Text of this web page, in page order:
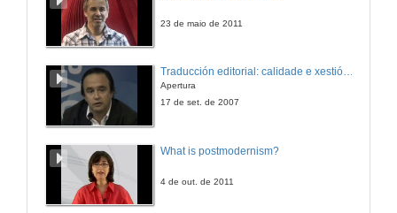
23 de maio de 2011
Traducción editorial: calidade e xestión de proxectos
Apertura
17 de set. de 2007
What is postmodernism?
4 de out. de 2011